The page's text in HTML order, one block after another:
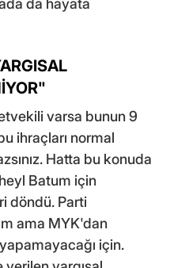
da hayata
varsa bunun 9
ihraçları normal
Hatta bu konuda
Batum için
döndü. Parti
ama MYK'dan
için.